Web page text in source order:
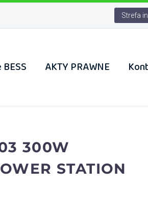
Strefa
AKTY PRAWNE
300W
STATION